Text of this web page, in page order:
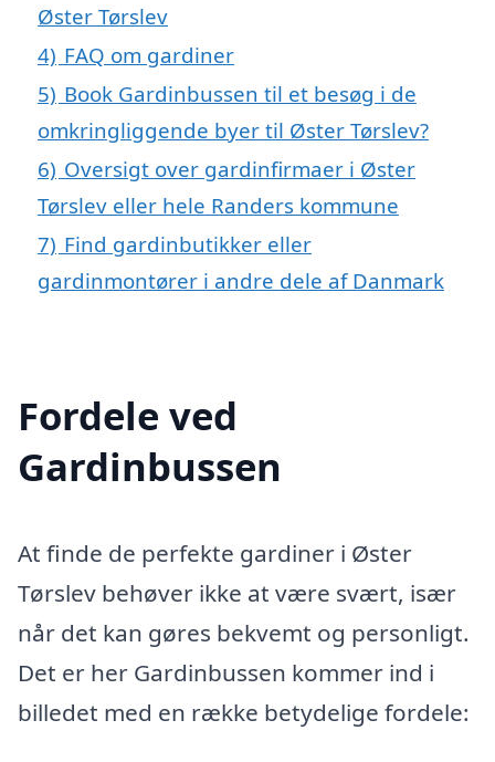
Øster Tørslev
4) FAQ om gardiner
5) Book Gardinbussen til et besøg i de
omkringliggende byer til Øster Tørslev?
6) Oversigt over gardinfirmaer i Øster
Tørslev eller hele Randers kommune
7) Find gardinbutikker eller
gardinmontører i andre dele af Danmark
Fordele ved
Gardinbussen
At finde de perfekte gardiner i Øster
Tørslev behøver ikke at være svært, især
når det kan gøres bekvemt og personligt.
Det er her Gardinbussen kommer ind i
billedet med en række betydelige fordele: